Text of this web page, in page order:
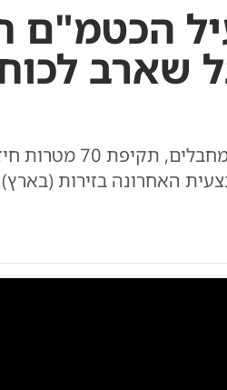
הכטמ"ם
שארב
צה"ל פעל בעזה ובדרום לבנון: חיסול
האחרונה בזירות (בארץ)